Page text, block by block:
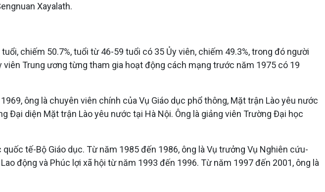
Xayalath.
chiếm 50.7%, tuổi từ 46-59 tuổi có 35 Ủy viên, chiếm 49.3%, trong đó người
Trung ương từng tham gia hoạt động cách mạng trước năm 1975 có 19
ông là chuyên viên chính của Vụ Giáo dục phổ thông, Mặt trận Lào yêu nước
Đại diện Mặt trận Lào yêu nước tại Hà Nội. Ông là giảng viên Trường Đại học
tế-Bộ Giáo dục. Từ năm 1985 đến 1986, ông là Vụ trưởng Vụ Nghiên cứu-
động và Phúc lợi xã hội từ năm 1993 đến 1996. Từ năm 1997 đến 2001, ông là